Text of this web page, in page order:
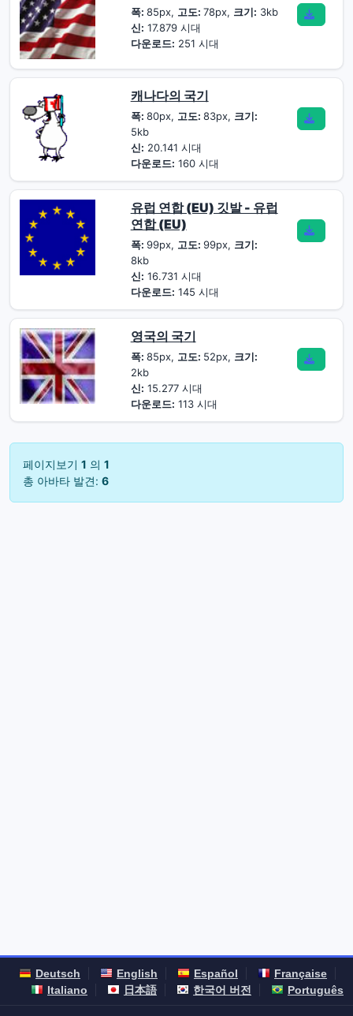
폭: 85px, 고도: 78px, 크기: 3kb
신: 17.879 시대
다운로드: 251 시대
캐나다의 국기
폭: 80px, 고도: 83px, 크기:
5kb
신: 20.141 시대
다운로드: 160 시대
유럽 연합 (EU) 깃발 - 유럽
연합 (EU)
폭: 99px, 고도: 99px, 크기:
8kb
신: 16.731 시대
다운로드: 145 시대
영국의 국기
폭: 85px, 고도: 52px, 크기:
2kb
신: 15.277 시대
다운로드: 113 시대
페이지보기 1 의 1
총 아바타 발견: 6
Deutsch English Español
Française
Italiano
日本語 한국어 버전 Português